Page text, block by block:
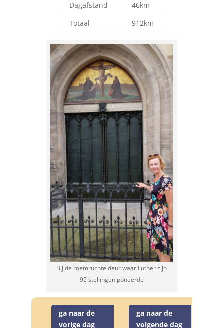
Dagafstand
46km
Totaal
912km
Bij de roemruchte deur waar Luther zijn
95 stellingen poneerde
ga naar de
vorige dag
ga naar de
volgende dag